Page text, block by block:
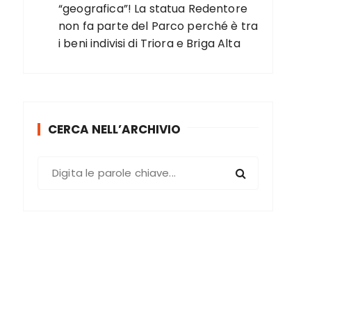
“geografica”! La statua Redentore
non fa parte del Parco perché è tra
i beni indivisi di Triora e Briga Alta
CERCA NELL’ARCHIVIO